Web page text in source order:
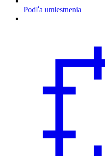
Podľa umiestnenia